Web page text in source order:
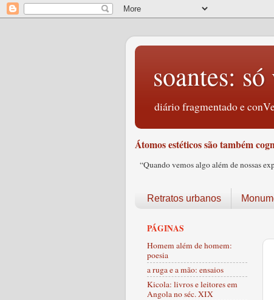
soantes:
diário fragmentado e
Átomos estéticos são também
“Quando vemos algo além de nossas
Retratos urbanos
PÁGINAS
Homem além de homem:
poesia
a ruga e a mão: ensaios
Kicola: livros e leitores em
Angola no séc. XIX